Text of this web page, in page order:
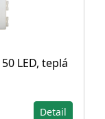
LED, teplá
Detail